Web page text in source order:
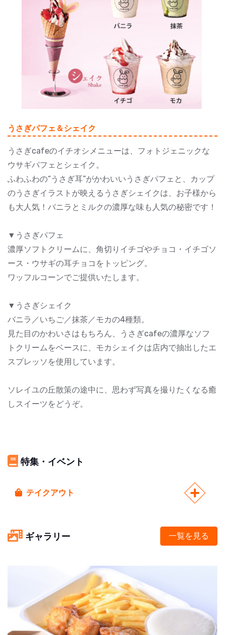
うさぎパフェ＆シェイク
うさぎcafeのイチオシメニューは、フォトジェニックな
ウサギパフェとシェイク。
ふわふわの“うさぎ耳”がかわいいうさぎパフェと、カップ
のうさぎイラストが映えるうさぎシェイクは、お子様から
も大人気！バニラとミルクの濃厚な味も人気の秘密です！
▼うさぎパフェ
濃厚ソフトクリームに、角切りイチゴやチョコ・イチゴソ
ース・ウサギの耳チョコをトッピング。
ワッフルコーンでご提供いたします。
▼うさぎシェイク
バニラ／いちご／抹茶／モカの4種類。
見た目のかわいさはもちろん、うさぎcafeの濃厚なソフ
トクリームをベースに、モカシェイクは店内で抽出したエ
スプレッソを使用しています。
ソレイユの丘散策の途中に、思わず写真を撮りたくなる癒
しスイーツをどうぞ。
特集・イベント
テイクアウト
ギャラリー 一覧を見る